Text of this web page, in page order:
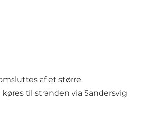
af et større
til stranden via Sandersvig